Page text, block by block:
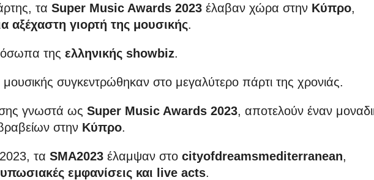
τα Super Music Awards 2023 έλαβαν χώρα στην Κύπρο,
αξέχαστη γιορτή της μουσικής.
της ελληνικής showbiz.
συγκεντρώθηκαν στο μεγαλύτερο πάρτι της χρονιάς.
γνωστά ως Super Music Awards 2023, αποτελούν έναν
στην Κύπρο.
τα SMA2023 έλαμψαν στο cityofdreamsmediterranean,
εμφανίσεις και live acts.